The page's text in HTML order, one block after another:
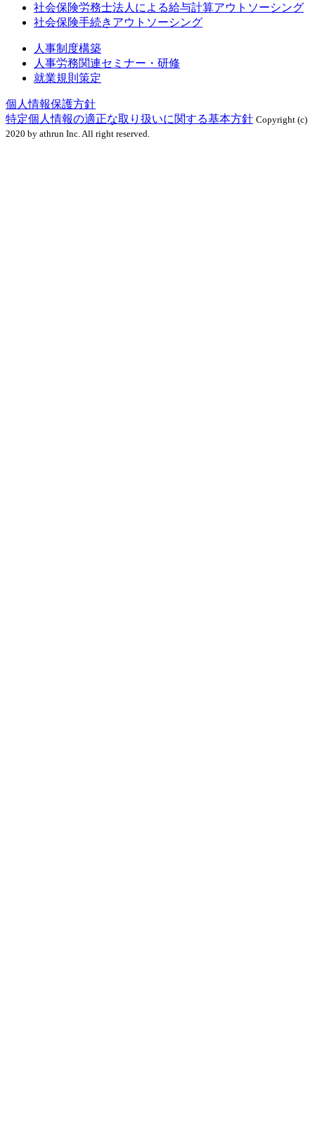
社会保険労務士法人による給与計算アウトソーシング
社会保険手続きアウトソーシング
人事制度構築
人事労務関連セミナー・研修
就業規則策定
個人情報保護方針
特定個人情報の適正な取り扱いに関する基本方針 Copyright (c)
2020 by athrun Inc. All right reserved.